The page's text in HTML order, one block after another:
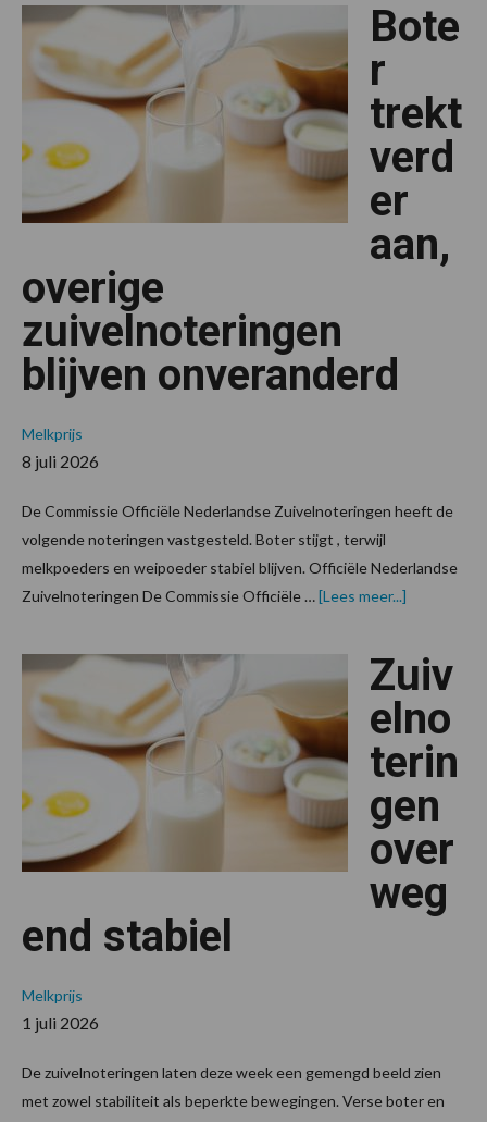
Bote
r
trekt
verd
er
aan,
overige
zuivelnoteringen
blijven onveranderd
Melkprijs
8 juli 2026
De Commissie Officiële Nederlandse Zuivelnoteringen heeft de
volgende noteringen vastgesteld. Boter stijgt , terwijl
melkpoeders en weipoeder stabiel blijven. Officiële Nederlandse
Zuivelnoteringen De Commissie Officiële …[Lees meer...]
overige
Zuiv
elno
terin
gen
over
weg
end stabiel
Melkprijs
1 juli 2026
De zuivelnoteringen laten deze week een gemengd beeld zien
met zowel stabiliteit als beperkte bewegingen. Verse boter en